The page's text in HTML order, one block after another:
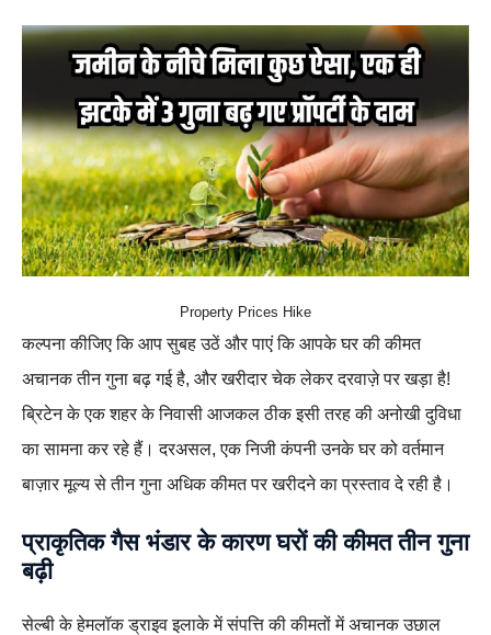
Property Prices Hike
कल्पना कीजिए कि आप सुबह उठें और पाएं कि आपके घर की कीमत
अचानक तीन गुना बढ़ गई है, और खरीदार चेक लेकर दरवाज़े पर खड़ा है!
ब्रिटेन के एक शहर के निवासी आजकल ठीक इसी तरह की अनोखी दुविधा
का सामना कर रहे हैं। दरअसल, एक निजी कंपनी उनके घर को वर्तमान
बाज़ार मूल्य से तीन गुना अधिक कीमत पर खरीदने का प्रस्ताव दे रही है।
प्राकृतिक गैस भंडार के कारण घरों की कीमत तीन गुना
बढ़ी
सेल्बी के हेमलॉक ड्राइव इलाके में संपत्ति की कीमतों में अचानक उछाल